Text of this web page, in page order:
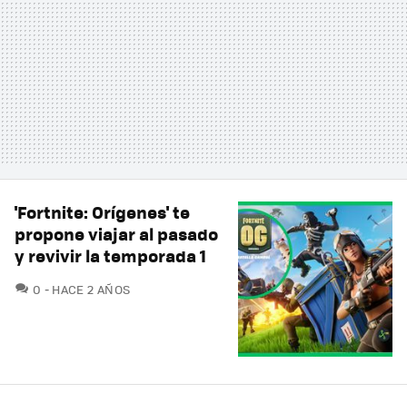
'Fortnite: Orígenes' te
propone viajar al pasado
y revivir la temporada 1
0 COMENTARIOS
HACE 2 AÑOS